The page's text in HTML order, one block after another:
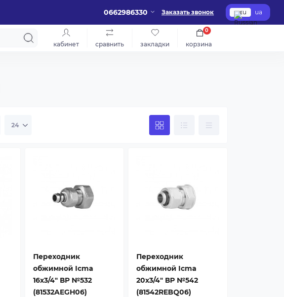
0662986330 Заказать звонок ru ua
кабинет сравнить закладки корзина
0
Переходник
обжимной Icma
16х3/4" ВР №532
(81532AEGH06)
Переходник
обжимной Icma
20х3/4" ВР №542
(81542REBQ06)